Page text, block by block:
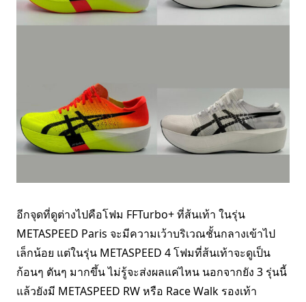
อีกจุดที่ดูต่างไปคือโฟม FFTurbo+ ที่ส้นเท้า ในรุ่น
METASPEED Paris จะมีความเว้าบริเวณชั้นกลางเข้าไป
เล็กน้อย แต่ในรุ่น METASPEED 4 โฟมที่ส้นเท้าจะดูเป็น
ก้อนๆ ตันๆ มากขึ้น ไม่รู้จะส่งผลแค่ไหน นอกจากยัง 3 รุ่นนี้
แล้วยังมี METASPEED RW หรือ Race Walk รองเท้า